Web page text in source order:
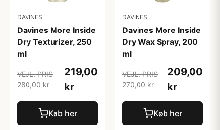
DAVINES
Davines More Inside
Dry Texturizer, 250
ml
VEJL. PRIS
280,00 kr
219,00
kr
Køb her
DAVINES
Davines More Inside
Dry Wax Spray, 200
ml
VEJL. PRIS
270,00 kr
209,00
kr
Køb her